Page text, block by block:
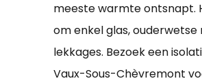
meeste warmte ontsnapt.
om enkel glas, ouderwetse
lekkages. Bezoek een
Vaux-Sous-Chèvremont